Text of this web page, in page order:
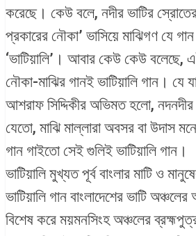
করেছে। কেউ বলে, নদীর ভাটির
প্রকারের নৌকা’ ভাসিয়ে মাঝিগণ যে
‘ভাটিয়ালি’। আবার কেউ কেউ বলেছে,
নৌকা-মাঝির গানই ভাটিয়ালি গান। যে
আশরাফ সিদ্দিকীর অভিমত হলো, নদনদীর
যেতো, মাঝি মাল্লারা অবসর বা উদাস
গান গাইতো সেই গুলিই ভাটিয়ালি গান।
ভাটিয়ালি মুখ্যত পূর্ব বাংলার মাটি ও
ভাটিয়ালি গান বাংলাদেশের ভাটি
বিশেষ করে ময়মনসিংহ অঞ্চলের